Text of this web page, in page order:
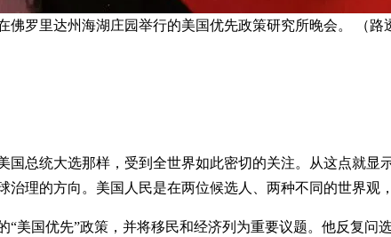
佛罗里达州海湖庄园举行的美国优先政策研究所晚会。 （路
国总统大选那样，受到全世界如此密切的关注。从这点就
治理的方向。美国人民是在两位候选人、两种不同的世界观
“美国优先”政策，并将移民和经济列为重要议题。他反复